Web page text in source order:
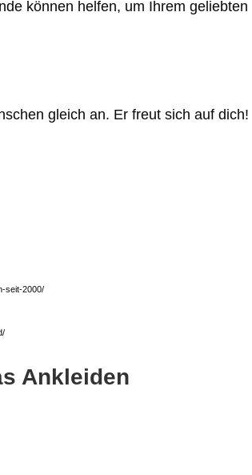
können helfen, um Ihrem geliebten
gleich an. Er freut sich auf dich!
seit-2000/
Ankleiden